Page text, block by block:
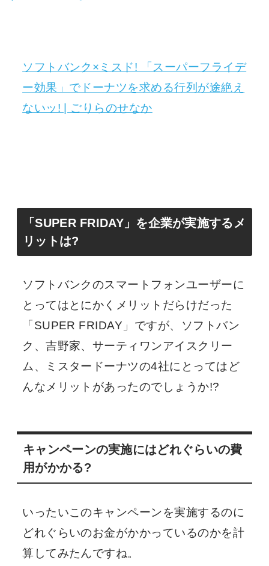
ソフトバンク×ミスド! 「スーパーフライデ
ー効果」でドーナツを求める行列が途絶え
ないッ! | ごりらのせなか
「SUPER FRIDAY」を企業が実施するメ
リットは?
ソフトバンクのスマートフォンユーザーに
とってはとにかくメリットだらけだった
「SUPER FRIDAY」ですが、ソフトバン
ク、吉野家、サーティワンアイスクリー
ム、ミスタードーナツの4社にとってはど
んなメリットがあったのでしょうか!?
キャンペーンの実施にはどれぐらいの費
用がかかる?
いったいこのキャンペーンを実施するのに
どれぐらいのお金がかかっているのかを計
算してみたんですね。